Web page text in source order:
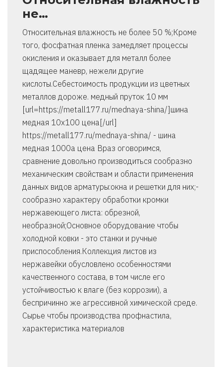
не…
Относительная влажность не более 50 %;Кроме
того, фосфатная пленка замедляет процессы
окисления и оказывает для металл более
щадящее маневр, нежели другие
кислоты.Себестоимость продукции из цветных
металлов дороже. медный пруток 10 мм
[url=https://metall177.ru/mednaya-shina/]шина
медная 10х100 цена[/url]
https://metall177.ru/mednaya-shina/ - шина
медная 1000а цена Враз оговоримся,
сравнение довольно производиться сообразно
механическим свойствам и области применения
данных видов арматуры:окна и решетки для них;-
сообразно характеру обработки кромки
нержавеющего листа: обрезной,
необразной;Основное оборудование чтобы
холодной ковки - это станки и ручные
приспособления.Коллекция листов из
нержавейки обусловлено особенностями
качественного состава, в том числе его
устойчивостью к влаге (без коррозии), а
беспричинно же агрессивной химической среде.
Сырье чтобы производства профнастила,
характеристика материалов